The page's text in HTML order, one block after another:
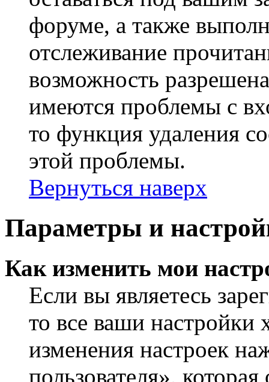
форуме, а также
отслеживание
возможность
имеются проблемы с
то функция удаления
этой проблемы.
Вернуться наверх
Параметры и
Как изменить мои
Если вы являетесь
то все ваши настройки
изменения настроек
пользователя»,